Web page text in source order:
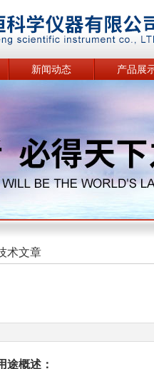
新闻动态 产品展
术文章
途概述：